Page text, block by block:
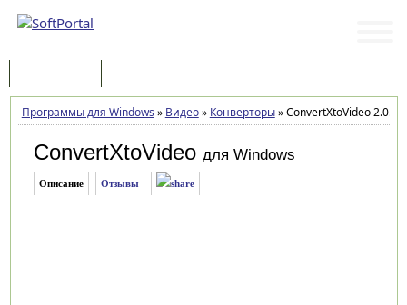
Программы для Windows » Видео» Конверторы»ConvertXtoVideo
ConvertXtoVideo для Windows
Описание Отзывы